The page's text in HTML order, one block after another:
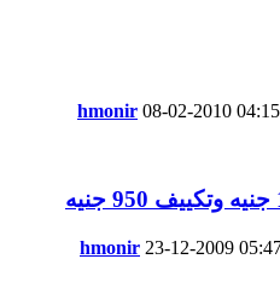
hmonir 08-02-2010
hmonir 23-12-2009